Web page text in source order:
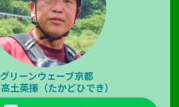
グリーンウェーブ京都
高土英揮（たかどひでき）